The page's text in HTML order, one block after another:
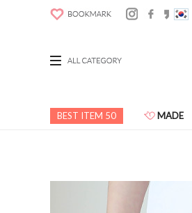
BEST ITEM 50 MADE